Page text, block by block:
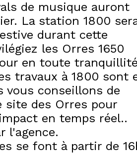
de musique auront
La station 1800
durant cette
les Orres 1650
en toute
travaux à 1800 sont
vous conseillons de
site des Orres pour
en temps réel.
l'agence
se font à partir de